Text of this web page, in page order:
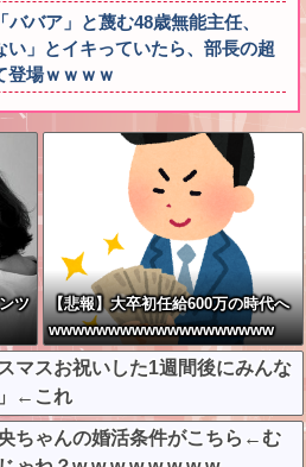
バア」と蔑む48歳無能主任、
い」とイキっていたら、部長の超
登場ｗｗｗｗ
ツ
【悲報】大卒初任給600万の時代へ
wwwwwwwwwwwwwwwwwww
マスお祝いした1週間後にみんな
←これ
ちゃんの婚活条件がこちら←む